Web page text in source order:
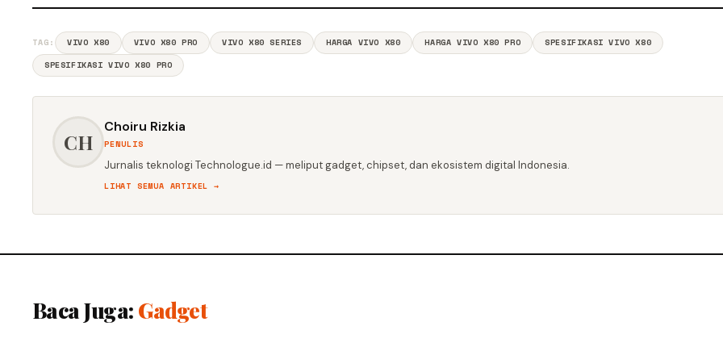
TAG: VIVO X80 VIVO X80 PRO VIVO X80 SERIES HARGA VIVO X80 HARGA VIVO X80 PRO
SPESIFIKASI VIVO X80
SPESIFIKASI VIVO X80 PRO
CH
Choiru Rizkia
PENULIS
Jurnalis teknologi Technologue.id — meliput gadget, chipset, dan ekosistem digital Indonesia.
LIHAT SEMUA ARTIKEL →
Baca Juga: Gadget